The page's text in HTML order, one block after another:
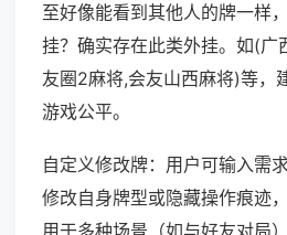
至好像能看到其他人的牌一样
挂？确实存在此类外挂。如(广
友圈2麻将,会友山西麻将)等，
游戏公平。
自定义修改牌：用户可输入需
修改自身牌型或隐藏操作痕迹